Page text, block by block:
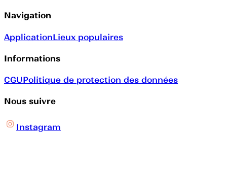
Navigation
ApplicationLieux populaires
Informations
CGUPolitique de protection des données
Nous suivre
Instagram